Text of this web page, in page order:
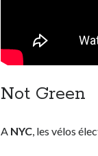
Not Green
A NYC, les vélos